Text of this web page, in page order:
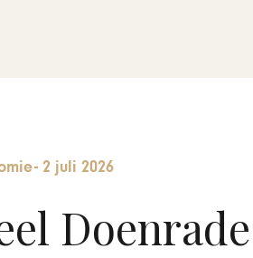
-2 juli 2026
Doenrade